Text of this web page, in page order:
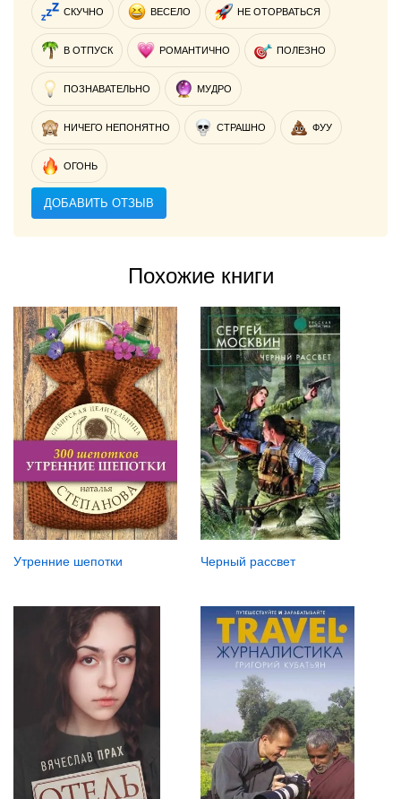
СКУЧНО ВЕСЕЛО НЕ ОТОРВАТЬСЯ
В ОТПУСК РОМАНТИЧНО ПОЛЕЗНО
ПОЗНАВАТЕЛЬНО МУДРО
НИЧЕГО НЕПОНЯТНО СТРАШНО ФУУ
ОГОНЬ
ДОБАВИТЬ ОТЗЫВ
Похожие книги
Утренние шепотки Черный рассвет